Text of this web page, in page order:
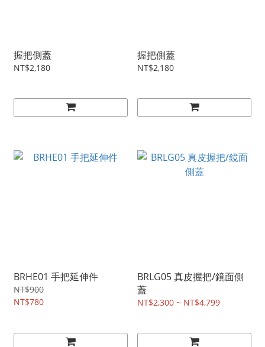
握把側蓋
NT$2,180
握把側蓋
NT$2,180
BRHE01 手把延伸件
NT$900
NT$780
BRLG05 真皮握把/鏡面側
蓋
NT$2,300 ~ NT$4,799